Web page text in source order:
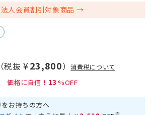
法人会員割引対象商品
（税抜 ¥23,800）消費税について
13
お持ちの方へ